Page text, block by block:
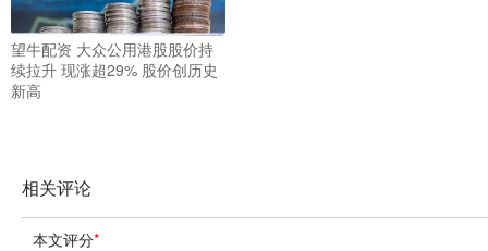
望牛配资 大众公用港股股价持
续拉升 现涨超29% 股价创历史
新高
相关评论
本文评分*